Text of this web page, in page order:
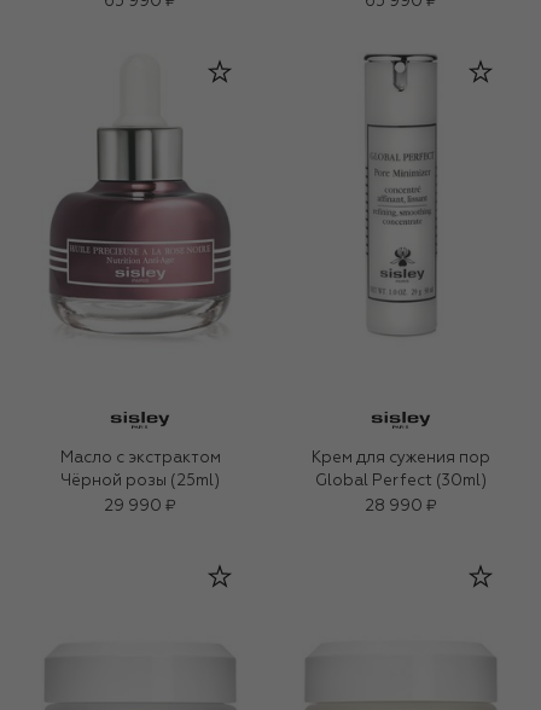
(50ml)
Масло с экстрактом
Чёрной розы (25ml)
29 990 ₽
Крем для сужения пор
Global Perfect (30ml)
28 990 ₽